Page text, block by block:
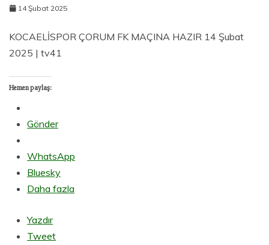
14 Şubat 2025
KOCAELİSPOR ÇORUM FK MAÇINA HAZIR 14 Şubat
2025 | tv41
Hemen paylaş:
Gönder
WhatsApp
Bluesky
Daha fazla
Yazdır
Tweet